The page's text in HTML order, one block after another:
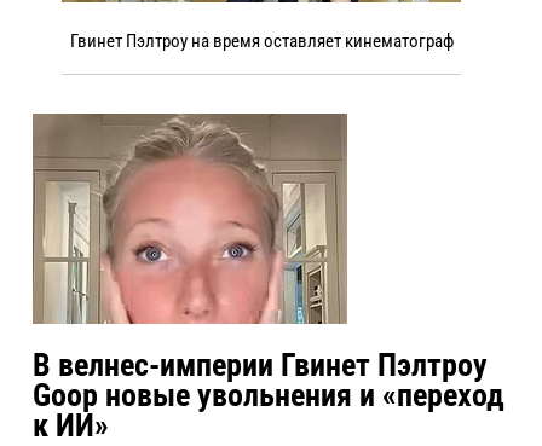
Гвинет Пэлтроу на время оставляет кинематограф
В велнес-империи Гвинет Пэлтроу
Goop новые увольнения и «переход
к ИИ»